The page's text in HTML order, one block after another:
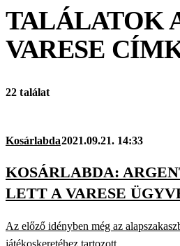
TALÁLATOK
VARESE
22 találat
Kosárlabda2021.09.21. 14:33
KOSÁRLABDA:
LETT A VARESE
Az előző idényben még az
játékoskeretéhez tartozott.